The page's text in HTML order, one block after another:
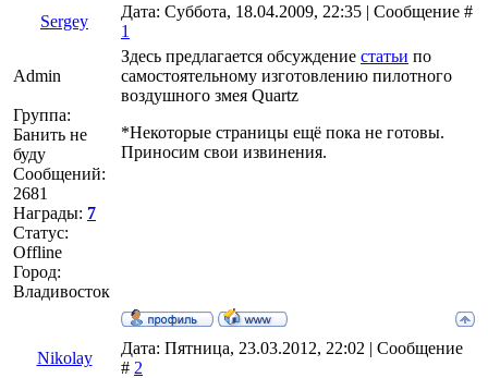
Sergey
Дата: Суббота, 18.04.2009, 22:35 | Сообщение #
1
Admin
Группа:
Банить не
буду
Сообщений:
2681
Награды: 7
Статус:
Offline
Город:
Владивосток
Здесь предлагается обсуждение статьи по
самостоятельному изготовлению пилотного
воздушного змея Quartz
*Некоторые страницы ещё пока не готовы.
Приносим свои извинения.
Nikolay
Дата: Пятница, 23.03.2012, 22:02 | Сообщение
# 2